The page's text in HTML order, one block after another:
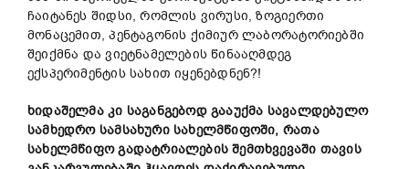
ჩაიტანეს შიდსი, რომლის ვირუსი, ზოგიერთი
მონაცემით, პენტაგონის ქიმიურ ლაბორატორიებში
შეიქმნა და ვიეტნამელების წინააღმდეგ
ექსპერიმენტის სახით იყენებდნენ?!
ხიდაშელმა კი საგანგებოდ გააუქმა სავალდებულო
სამხედრო სამსახური სახელმწიფოში, რათა
სახელმწიფო გადატრიალების შემთხვევაში თავის